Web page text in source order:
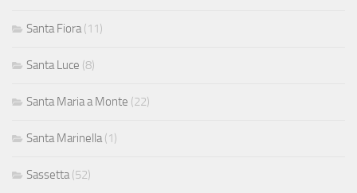
Santa Fiora (11)
Santa Luce (8)
Santa Maria a Monte (22)
Santa Marinella (1)
Sassetta (52)